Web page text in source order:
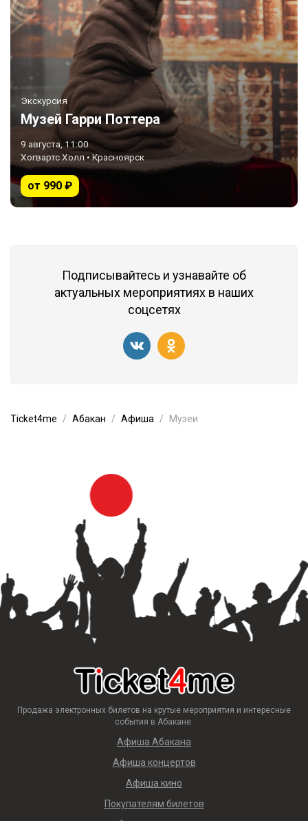
Экскурсия
Музей Гарри Поттера
9 августа, 11:00
Хогвартс Холл • Красноярск
от 990 ₽
Подписывайтесь и узнавайте об
актуальных мероприятиях в наших
соцсетях
Ticket4me Абакан Афиша Музеи
Продажа электронных билетов на крутые мероприятия и интересные
события в Абакане.
Афиша Абакана
Афиша концертов
Афиша кино
Покупателям билетов